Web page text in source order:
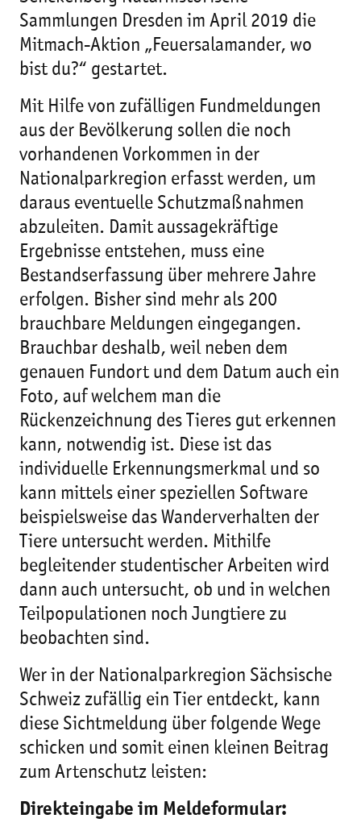
Sammlungen Dresden im April 2019 die
Mitmach-Aktion „Feuersalamander, wo
bist du?“ gestartet.
Mit Hilfe von zufälligen Fundmeldungen
aus der Bevölkerung sollen die noch
vorhandenen Vorkommen in der
Nationalparkregion erfasst werden, um
daraus eventuelle Schutzmaßnahmen
abzuleiten. Damit aussagekräftige
Ergebnisse entstehen, muss eine
Bestandserfassung über mehrere Jahre
erfolgen. Bisher sind mehr als 200
brauchbare Meldungen eingegangen.
Brauchbar deshalb, weil neben dem
genauen Fundort und dem Datum auch ein
Foto, auf welchem man die
Rückenzeichnung des Tieres gut erkennen
kann, notwendig ist. Diese ist das
individuelle Erkennungsmerkmal und so
kann mittels einer speziellen Software
beispielsweise das Wanderverhalten der
Tiere untersucht werden. Mithilfe
begleitender studentischer Arbeiten wird
dann auch untersucht, ob und in welchen
Teilpopulationen noch Jungtiere zu
beobachten sind.
Wer in der Nationalparkregion Sächsische
Schweiz zufällig ein Tier entdeckt, kann
diese Sichtmeldung über folgende Wege
schicken und somit einen kleinen Beitrag
zum Artenschutz leisten:
Direkteingabe im Meldeformular: